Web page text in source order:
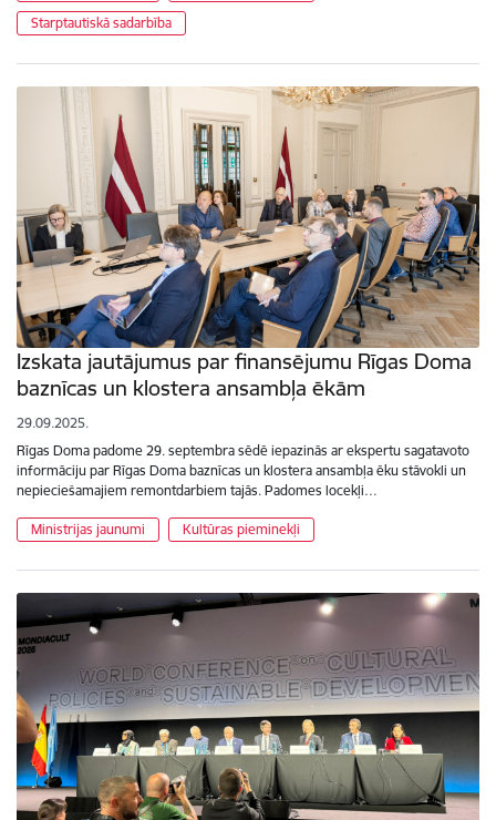
Starptautiskā sadarbība
Izskata jautājumus par finansējumu Rīgas Doma
baznīcas un klostera ansambļa ēkām
29.09.2025.
Rīgas Doma padome 29. septembra sēdē iepazinās ar ekspertu sagatavoto
informāciju par Rīgas Doma baznīcas un klostera ansambļa ēku stāvokli un
nepieciešamajiem remontdarbiem tajās. Padomes locekļi…
Ministrijas jaunumi Kultūras pieminekļi